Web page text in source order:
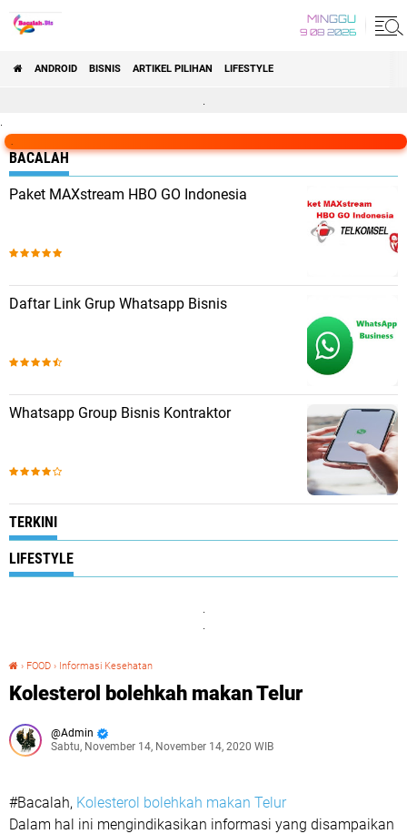
MINGGU
9 08 2026
ANDROID BISNIS ARTIKEL PILIHAN LIFESTYLE
BACALAH
Paket MAXstream HBO GO Indonesia
Daftar Link Grup Whatsapp Bisnis
Whatsapp Group Bisnis Kontraktor
TERKINI
LIFESTYLE
› FOOD › Informasi Kesehatan
Kolesterol bolehkah makan Telur
Admin
Sabtu, November 14, November 14, 2020 WIB
#Bacalah, Kolesterol bolehkah makan Telur
Dalam hal ini mengindikasikan informasi yang disampaikan